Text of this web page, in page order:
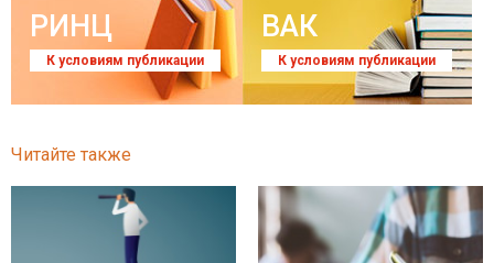
РИНЦ
К условиям публикации
ВАК
К условиям публикации
Читайте также